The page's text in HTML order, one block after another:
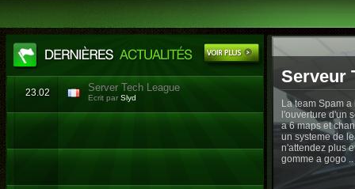
23.02 Server Tech League
Ecrit par Slyd
Serveur
La team Spam
l'ouverture d'un
a 6 maps et
un systeme de
n'attendez plus
gomme a gogo ..